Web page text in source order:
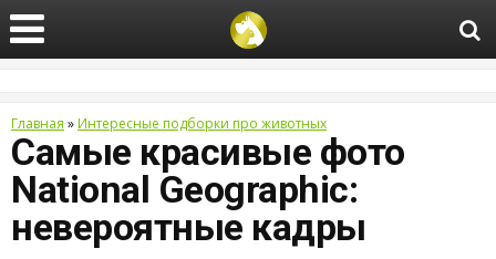
Главная »Интересные подборки про животных
Самые красивые фото
National Geographic:
невероятные кадры